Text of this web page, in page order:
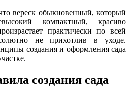
вереск обыкновенный, который
компактный, красиво
практически по всей
не прихотлив в уходе.
создания и оформления сада
создания сада